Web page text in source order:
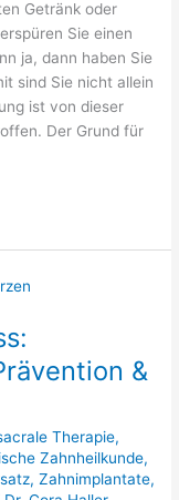
Getränk oder
Sie einen
ja, dann haben Sie
sind Sie nicht allein
ist von dieser
Der Grund für
&
Therapie,
Zahnheilkunde,
,Zahnimplantate,